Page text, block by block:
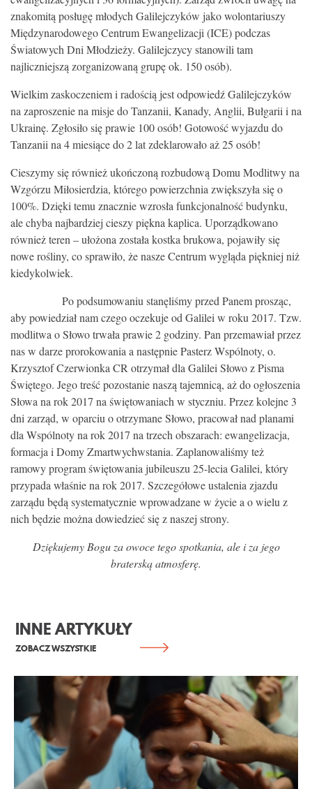
znakomitą posługę młodych Galilejczyków jako wolontariuszy
Międzynarodowego Centrum Ewangelizacji (ICE) podczas
Światowych Dni Młodzieży. Galilejczycy stanowili tam
najliczniejszą zorganizowaną grupę ok. 150 osób).
Wielkim zaskoczeniem i radością jest odpowiedź Galilejczyków
na zaproszenie na misje do Tanzanii, Kanady, Anglii, Bułgarii i na
Ukrainę. Zgłosiło się prawie 100 osób! Gotowość wyjazdu do
Tanzanii na 4 miesiące do 2 lat zdeklarowało aż 25 osób!
Cieszymy się również ukończoną rozbudową Domu Modlitwy na
Wzgórzu Miłosierdzia, którego powierzchnia zwiększyła się o
100%. Dzięki temu znacznie wzrosła funkcjonalność budynku,
ale chyba najbardziej cieszy piękna kaplica. Uporządkowano
również teren – ułożona została kostka brukowa, pojawiły się
nowe rośliny, co sprawiło, że nasze Centrum wygląda piękniej niż
kiedykolwiek.
Po podsumowaniu stanęliśmy przed Panem prosząc,
aby powiedział nam czego oczekuje od Galilei w roku 2017. Tzw.
modlitwa o Słowo trwała prawie 2 godziny. Pan przemawiał przez
nas w darze prorokowania a następnie Pasterz Wspólnoty, o.
Krzysztof Czerwionka CR otrzymał dla Galilei Słowo z Pisma
Świętego. Jego treść pozostanie naszą tajemnicą, aż do ogłoszenia
Słowa na rok 2017 na świętowaniach w styczniu. Przez kolejne 3
dni zarząd, w oparciu o otrzymane Słowo, pracował nad planami
dla Wspólnoty na rok 2017 na trzech obszarach: ewangelizacja,
formacja i Domy Zmartwychwstania. Zaplanowaliśmy też
ramowy program świętowania jubileuszu 25-lecia Galilei, który
przypada właśnie na rok 2017. Szczegółowe ustalenia zjazdu
zarządu będą systematycznie wprowadzane w życie a o wielu z
nich będzie można dowiedzieć się z naszej strony.
Dziękujemy Bogu za owoce tego spotkania, ale i za jego
braterską atmosferę.
INNE ARTYKUŁY
ZOBACZ WSZYSTKIE